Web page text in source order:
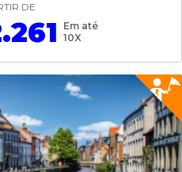
DE
Em até
10X